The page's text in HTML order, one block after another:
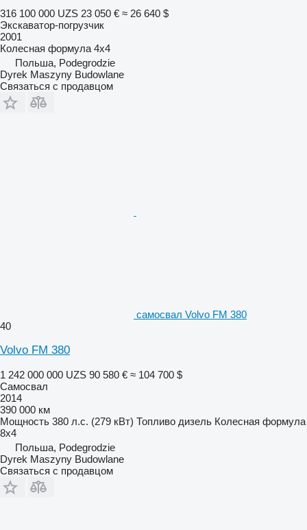
316 100 000 UZS 23 050 € ≈ 26 640 $
Экскаватор-погрузчик
2001
Колесная формула 4x4
Польша, Podegrodzie
Dyrek Maszyny Budowlane
Связаться с продавцом
самосвал Volvo FM 380
40
Volvo FM 380
1 242 000 000 UZS 90 580 € ≈ 104 700 $
Самосвал
2014
390 000 км
Мощность 380 л.с. (279 кВт) Топливо дизель Колесная формула
8x4
Польша, Podegrodzie
Dyrek Maszyny Budowlane
Связаться с продавцом